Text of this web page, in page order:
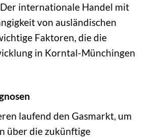
internationale Handel mit
von ausländischen
Faktoren, die die
in Korntal-Münchingen
laufend den Gasmarkt, um
über die zukünftige